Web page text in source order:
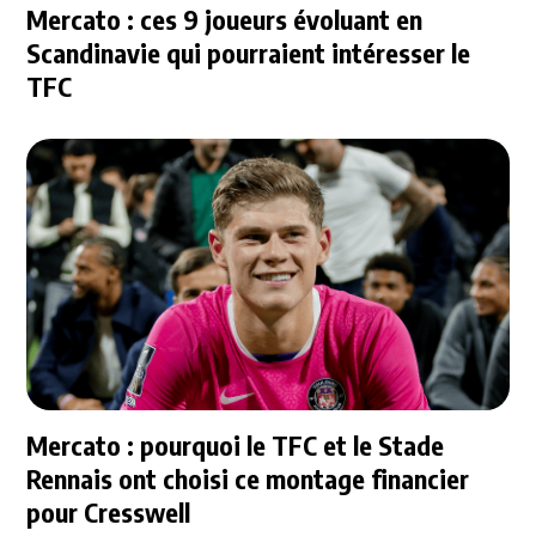
Mercato : ces 9 joueurs évoluant en
Scandinavie qui pourraient intéresser le
TFC
Mercato : pourquoi le TFC et le Stade
Rennais ont choisi ce montage financier
pour Cresswell